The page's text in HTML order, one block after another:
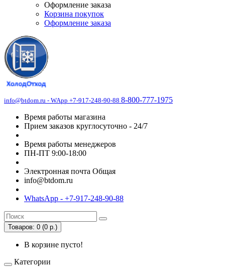
Оформление заказа
Корзина покупок
Оформление заказа
info@btdom.ru - WApp +7-917-248-90-88 8-800-777-1975
Время работы магазина
Прием заказов круглосуточно - 24/7
Время работы менеджеров
ПН-ПТ 9:00-18:00
Электронная почта Общая
info@btdom.ru
WhatsApp - +7-917-248-90-88
Товаров: 0 (0 р.)
В корзине пусто!
Категории